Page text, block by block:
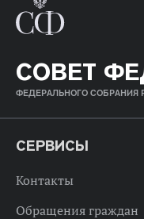
СОВЕТ
ФЕДЕРАЛЬНОГО
СЕРВИСЫ
Контакты
Обращения граждан